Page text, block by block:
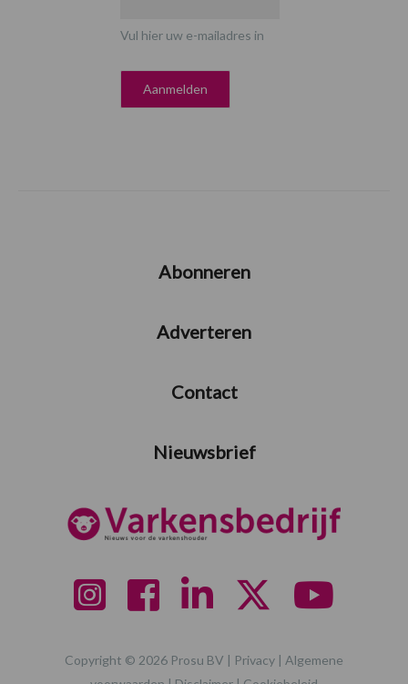
Vul hier uw e-mailadres in
Abonneren
Adverteren
Contact
Nieuwsbrief
Copyright © 2026 Prosu BV | Privacy | Algemene